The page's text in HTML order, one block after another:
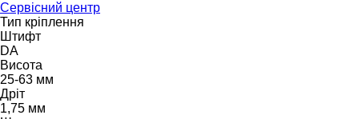
Сервісний центр
Тип кріплення
Штифт
DA
Висота
25-63 мм
Дріт
1,75 мм